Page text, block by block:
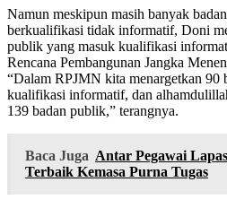
Namun meskipun masih banyak
berkualifikasi tidak informatif, Doni
publik yang masuk kualifikasi
Rencana Pembangunan Jangka
“Dalam RPJMN kita menargetkan 90
kualifikasi informatif, dan
139 badan publik,” terangnya.
Baca Juga Antar Pegawai
Terbaik Kemasa Purna Tugas